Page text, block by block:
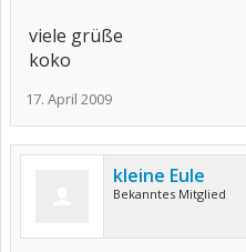
viele grüße
koko
17. April 2009
kleine Eule
Bekanntes Mitglied